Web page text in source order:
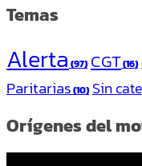
Temas
Alerta(97) CGT(16)
Paritarias(10) Sin
Orígenes del